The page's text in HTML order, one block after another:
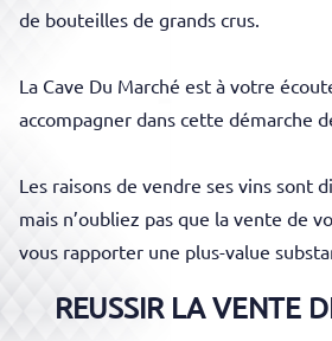
de bouteilles de grands crus.
La Cave Du Marché est à votre
accompagner dans cette démarche
Les raisons de vendre ses vins sont
mais n’oubliez pas que la vente de
vous rapporter une plus-value
REUSSIR LA VENTE